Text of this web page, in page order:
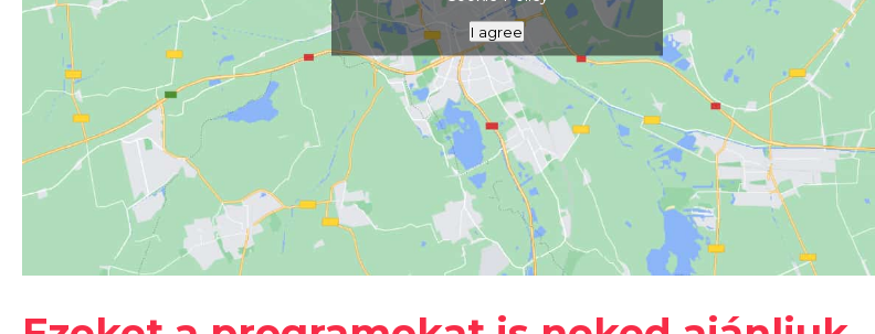
I agree
2026 jótékonyság #Keszthely #Keszthelyi Városi Piac